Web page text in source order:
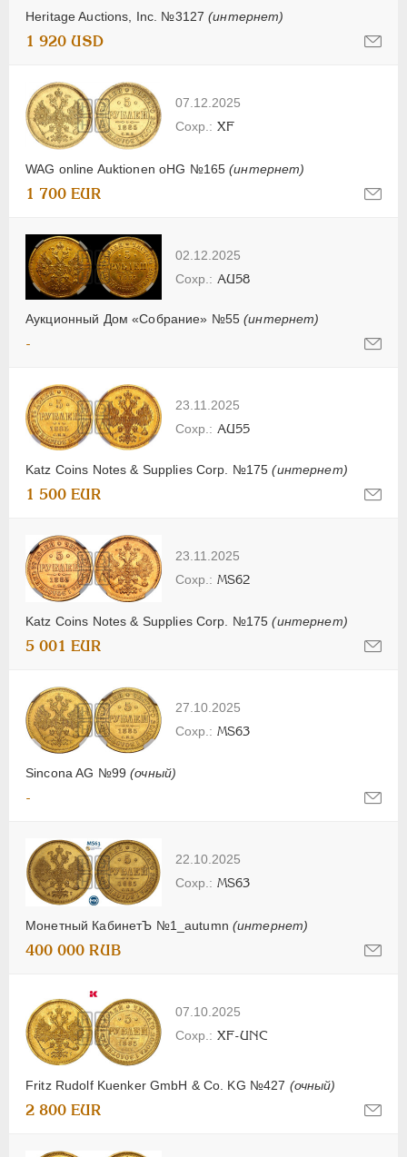
Heritage Auctions, Inc. №3127(интернет)
1 920 USD
07.12.2025
WAG online Auktionen oHG №165(интернет)
XF
1 700 EUR
02.12.2025
Аукционный Дом «Собрание» №55(интернет)
AU58
-
23.11.2025
Katz Coins Notes & Supplies Corp. №175(интернет)
AU55
1 500 EUR
23.11.2025
Katz Coins Notes & Supplies Corp. №175(интернет)
MS62
5 001 EUR
27.10.2025
Sincona AG №99(очный)
MS63
-
22.10.2025
Монетный КабинетЪ №1_autumn (интернет)
MS63
400 000 RUB
07.10.2025
Fritz Rudolf Kuenker GmbH & Co. KG №427 (очный)
XF-UNC
2 800 EUR